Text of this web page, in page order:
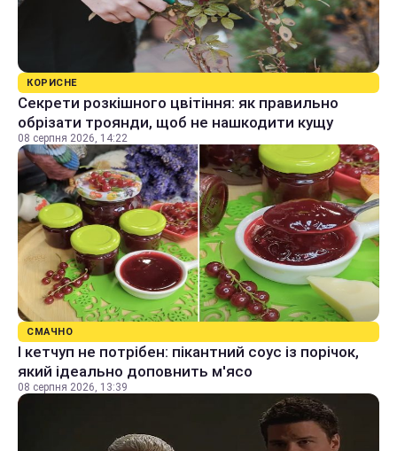
КОРИСНЕ
Секрети розкішного цвітіння: як правильно
обрізати троянди, щоб не нашкодити кущу
08 серпня 2026, 14:22
СМАЧНО
І кетчуп не потрібен: пікантний соус із порічок,
який ідеально доповнить м'ясо
08 серпня 2026, 13:39